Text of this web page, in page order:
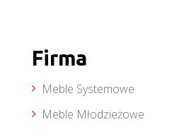
Firma
Meble Systemowe
Meble Młodzieżowe